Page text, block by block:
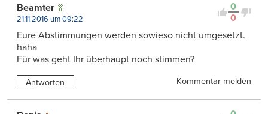
0
0
Beamter
21.11.2016 um 09:22
Eure Abstimmungen werden sowieso nicht umgesetzt.
haha
Für was geht Ihr überhaupt noch stimmen?
Antworten Kommentar melden